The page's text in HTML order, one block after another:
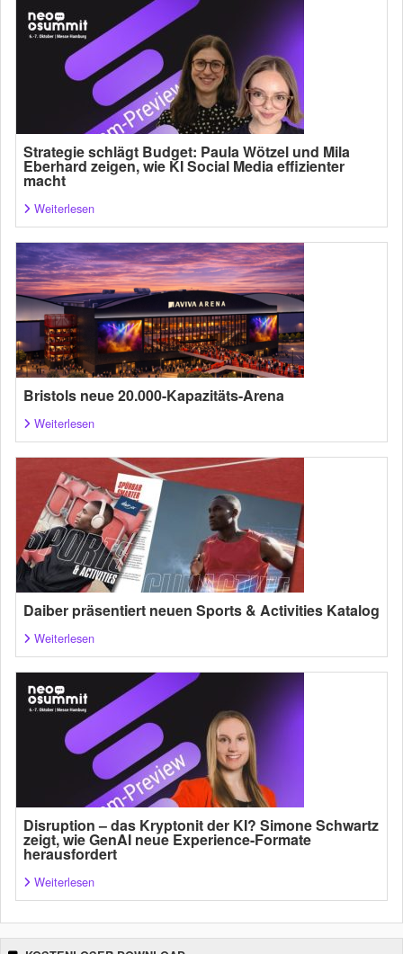
Strategie schlägt Budget: Paula Wötzel und Mila
Eberhard zeigen, wie KI Social Media effizienter
macht
Weiterlesen
Bristols neue 20.000-Kapazitäts-Arena
Weiterlesen
Daiber präsentiert neuen Sports & Activities Katalog
Weiterlesen
Disruption – das Kryptonit der KI? Simone Schwartz
zeigt, wie GenAI neue Experience-Formate
herausfordert
Weiterlesen